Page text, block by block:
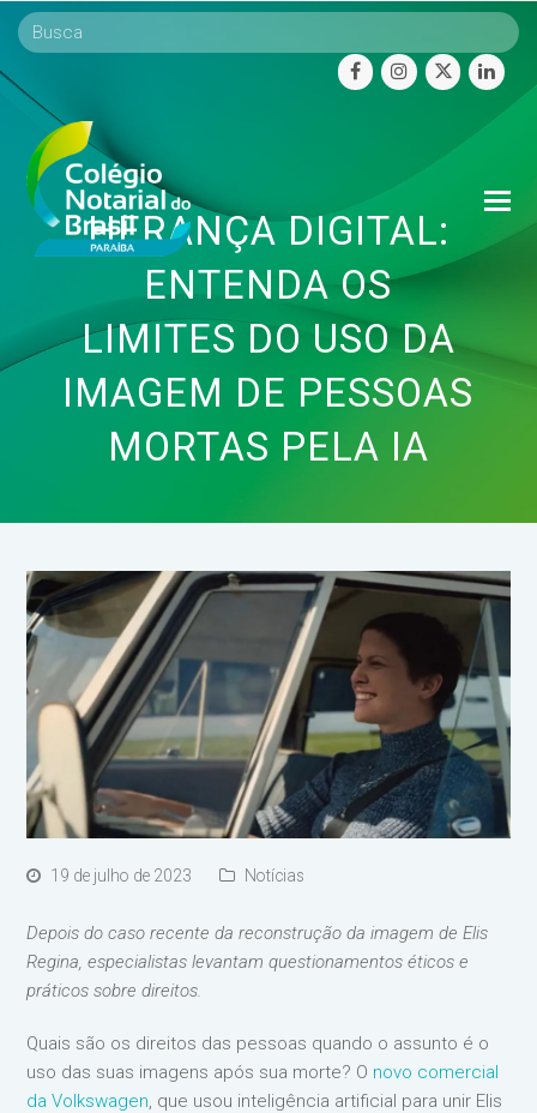
facebookinstagram
twitter
HERANÇA DIGITAL:
ENTENDA OS
LIMITES DO USO DA
IMAGEM DE PESSOAS
MORTAS PELA IA
19 de julho de 2023 Notícias
Depois do caso recente da reconstrução da imagem de Elis
Regina, especialistas levantam questionamentos éticos e
práticos sobre direitos.
Quais são os direitos das pessoas quando o assunto é o
uso das suas imagens após sua morte? O novo comercial
da Volkswagen, que usou inteligência artificial para unir Elis